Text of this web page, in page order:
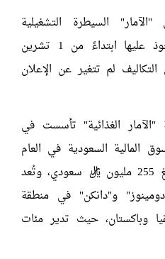
السيطرة التشغيلية
والمالية على الفروع المستحوذ عليها ابتداءً من 1 تشرين
مؤكدة أن التكاليف لم تتغير عن الإعلان
الغذائية" تأسست في
السوق المالية السعودية في العام
2022، برأس مال مدفوع يبلغ 255 مليون ريال سعودي، وتُعد
و"دانكن" في منطقة
وباكستان، حيث تدير مئات